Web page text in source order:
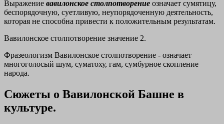
Выражение вавилонское столпотворение означает сумятицу,
беспорядочную, суетливую, неупорядоченную деятельность,
которая не способна привести к положительным результатам.
Вавилонское столпотворение значение 2.
Фразеологизм Вавилонское столпотворение - означает
многоголосый шум, суматоху, гам, сумбурное скопление
народа.
Сюжеты о Вавилонской Башне в
культуре.